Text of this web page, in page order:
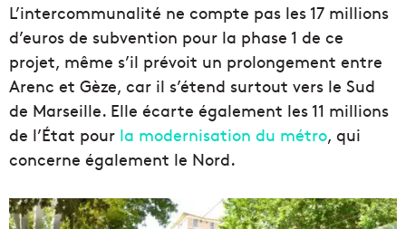
L’intercommunalité ne compte pas les 17 millions
d’euros de subvention pour la phase 1 de ce
projet, même s’il prévoit un prolongement entre
Arenc et Gèze, car il s’étend surtout vers le Sud
de Marseille. Elle écarte également les 11 millions
de l’État pour la modernisation du métro, qui
concerne également le Nord.